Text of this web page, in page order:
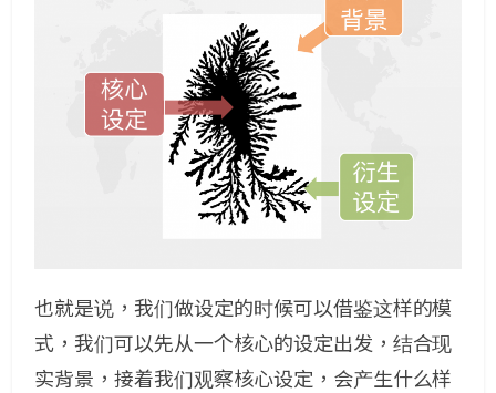
也就是说，我们做设定的时候可以借鉴这样的模
式，我们可以先从一个核心的设定出发，结合现
实背景，接着我们观察核心设定，会产生什么样